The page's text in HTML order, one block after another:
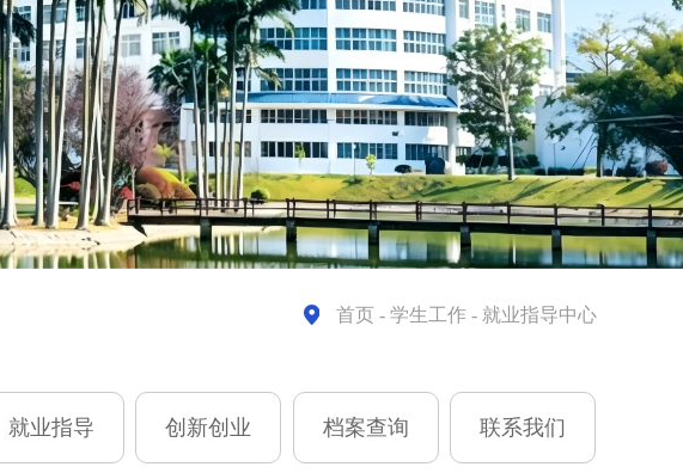
首页 - 学生工作 - 就业指导中心
就业指导 创新创业 档案查询 联系我们